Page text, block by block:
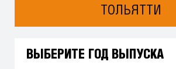
ТОЛЬЯТТИ
ВЫБЕРИТЕ ГОД ВЫПУСКА